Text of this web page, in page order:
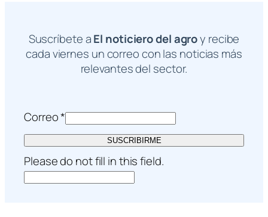
Suscríbete aEl noticiero del agroy recibe
cada viernes un correo con las noticias más
relevantes del sector.
Correo*
SUSCRIBIRME
Please do not fill in this field.